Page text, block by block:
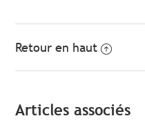
Retour en haut
Articles associés